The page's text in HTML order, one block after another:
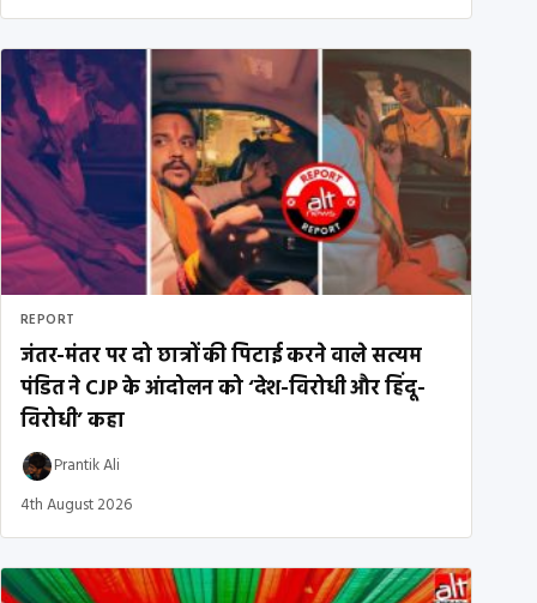
REPORT
जंतर-मंतर पर दो छात्रों की पिटाई करने वाले सत्यम
पंडित ने CJP के आंदोलन को ‘देश-विरोधी और हिंदू-
विरोधी’ कहा
Prantik Ali
4th August 2026